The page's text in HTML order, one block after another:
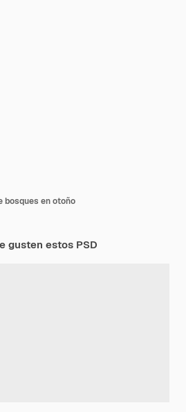
bosques en otoño
gusten estos PSD